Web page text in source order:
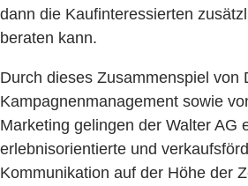
dann die Kaufinteressierten
beraten kann.
Durch dieses Zusammenspiel von
Kampagnenmanagement sowie
Marketing gelingen der Walter AG
erlebnisorientierte und
Kommunikation auf der Höhe der